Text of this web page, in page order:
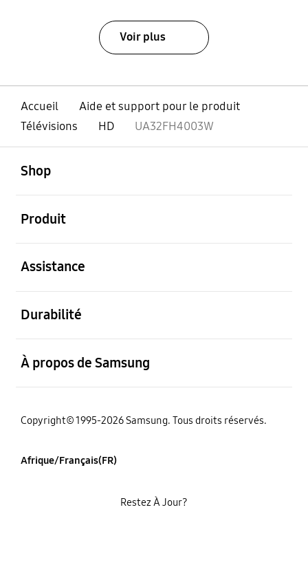
Voir plus
Accueil
Aide et support pour le produit
Télévisions
HD UA32FH4003W
Shop
Produit
Assistance
Durabilité
À propos de Samsung
Copyright© 1995-2026 Samsung. Tous droits réservés.
Afrique/Français(FR)
Restez À Jour?